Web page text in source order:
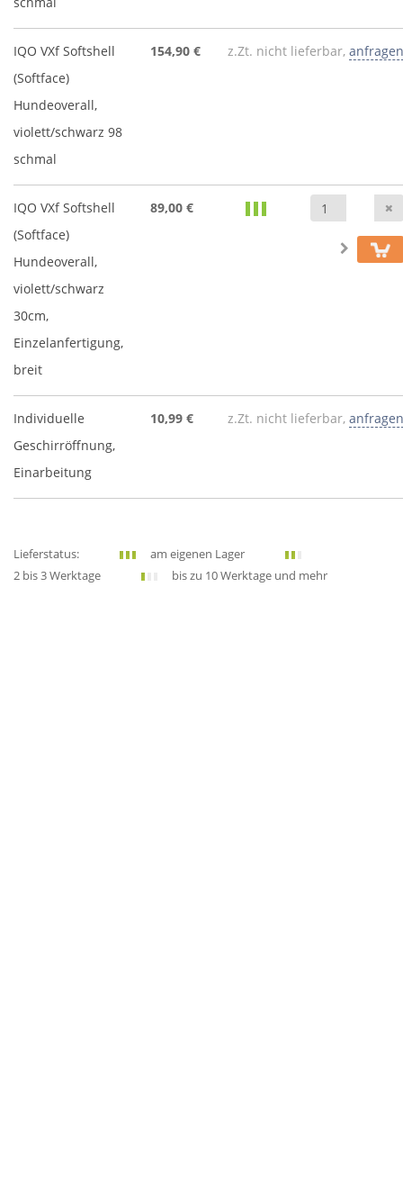
IQO VXf Softshell
(Softface)
Hundeoverall,
violett/schwarz 98
schmal
154,90 € z.Zt. nicht lieferbar, anfragen
IQO VXf Softshell
(Softface)
Hundeoverall,
violett/schwarz
30cm,
Einzelanfertigung,
breit
89,00 €
Individuelle
Geschirröffnung,
Einarbeitung
10,99 € z.Zt. nicht lieferbar, anfragen
Lieferstatus:
am eigenen Lager
2 bis 3 Werktage
bis zu 10 Werktage und mehr